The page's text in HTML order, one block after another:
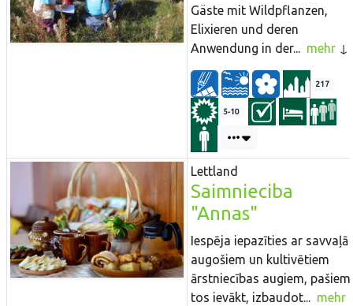
Gäste mit Wildpflanzen,
Elixieren und deren
Anwendung in der... mehr
217
5-10
Lettland
Saimnieciba
"Annas"
Iespēja iepazīties ar savvaļā
augošiem un kultivētiem
ārstniecības augiem, pašiem
tos ievākt, izbaudot... mehr